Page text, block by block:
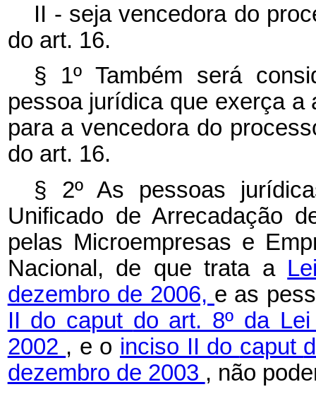
II - seja vencedora do
do art. 16.
§ 1º Também será
pessoa jurídica que exerça a
para a vencedora do
do art. 16.
§ 2º As pessoas
Unificado de Arrecadação
pelas Microempresas e
Nacional, de que trata a
dezembro de 2006, e as
II do caput do art. 8º da
2002 , e o inciso II do caput
dezembro de 2003 , não